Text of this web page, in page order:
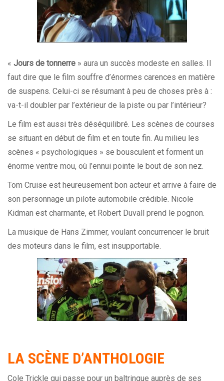
« Jours de tonnerre » aura un succès modeste en salles. Il
faut dire que le film souffre d’énormes carences en matière
de suspens. Celui-ci se résumant à peu de choses près à :
va-t-il doubler par l’extérieur de la piste ou par l’intérieur?
Le film est aussi très déséquilibré. Les scènes de courses
se situant en début de film et en toute fin. Au milieu les
scènes « psychologiques » se bousculent et forment un
énorme ventre mou, où l’ennui pointe le bout de son nez.
Tom Cruise est heureusement bon acteur et arrive à faire de
son personnage un pilote automobile crédible. Nicole
Kidman est charmante, et Robert Duvall prend le pognon.
La musique de Hans Zimmer, voulant concurrencer le bruit
des moteurs dans le film, est insupportable.
LA SCÈNE D’ANTHOLOGIE
Cole Trickle qui passe pour un baltringue auprès de ses